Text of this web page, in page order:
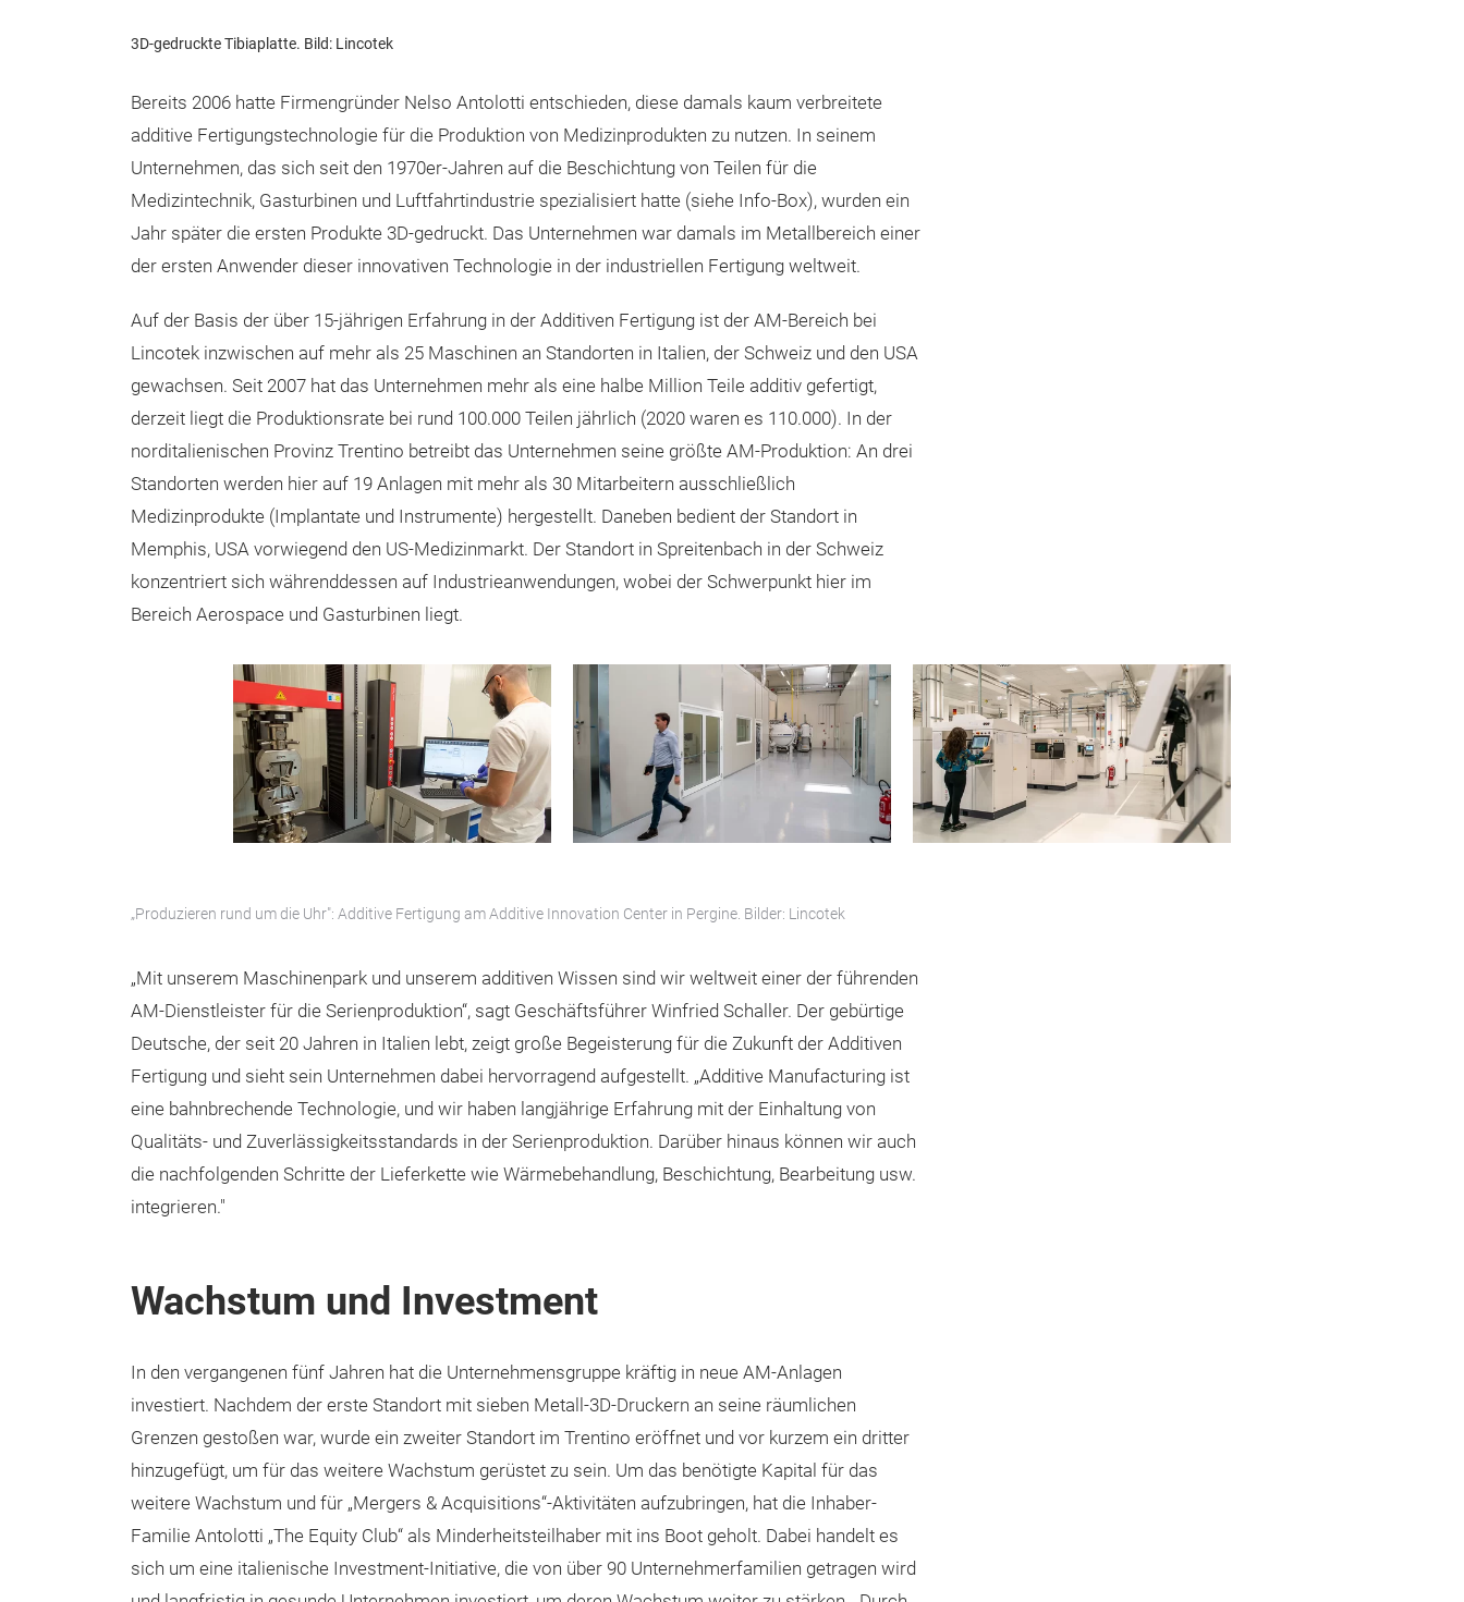
3D-gedruckte Tibiaplatte. Bild: Lincotek
Bereits 2006 hatte Firmengründer Nelso Antolotti entschieden, diese damals kaum verbreitete
additive Fertigungstechnologie für die Produktion von Medizinprodukten zu nutzen. In seinem
Unternehmen, das sich seit den 1970er-Jahren auf die Beschichtung von Teilen für die
Medizintechnik, Gasturbinen und Luftfahrtindustrie spezialisiert hatte (siehe Info-Box), wurden ein
Jahr später die ersten Produkte 3D-gedruckt. Das Unternehmen war damals im Metallbereich einer
der ersten Anwender dieser innovativen Technologie in der industriellen Fertigung weltweit.
Auf der Basis der über 15-jährigen Erfahrung in der Additiven Fertigung ist der AM-Bereich bei
Lincotek inzwischen auf mehr als 25 Maschinen an Standorten in Italien, der Schweiz und den USA
gewachsen. Seit 2007 hat das Unternehmen mehr als eine halbe Million Teile additiv gefertigt,
derzeit liegt die Produktionsrate bei rund 100.000 Teilen jährlich (2020 waren es 110.000). In der
norditalienischen Provinz Trentino betreibt das Unternehmen seine größte AM-Produktion: An drei
Standorten werden hier auf 19 Anlagen mit mehr als 30 Mitarbeitern ausschließlich
Medizinprodukte (Implantate und Instrumente) hergestellt. Daneben bedient der Standort in
Memphis, USA vorwiegend den US-Medizinmarkt. Der Standort in Spreitenbach in der Schweiz
konzentriert sich währenddessen auf Industrieanwendungen, wobei der Schwerpunkt hier im
Bereich Aerospace und Gasturbinen liegt.
„Produzieren rund um die Uhr": Additive Fertigung am Additive Innovation Center in Pergine. Bilder: Lincotek
„Mit unserem Maschinenpark und unserem additiven Wissen sind wir weltweit einer der führenden
AM-Dienstleister für die Serienproduktion“, sagt Geschäftsführer Winfried Schaller. Der gebürtige
Deutsche, der seit 20 Jahren in Italien lebt, zeigt große Begeisterung für die Zukunft der Additiven
Fertigung und sieht sein Unternehmen dabei hervorragend aufgestellt. „Additive Manufacturing ist
eine bahnbrechende Technologie, und wir haben langjährige Erfahrung mit der Einhaltung von
Qualitäts- und Zuverlässigkeitsstandards in der Serienproduktion. Darüber hinaus können wir auch
die nachfolgenden Schritte der Lieferkette wie Wärmebehandlung, Beschichtung, Bearbeitung usw.
integrieren."
Wachstum und Investment
In den vergangenen fünf Jahren hat die Unternehmensgruppe kräftig in neue AM-Anlagen
investiert. Nachdem der erste Standort mit sieben Metall-3D-Druckern an seine räumlichen
Grenzen gestoßen war, wurde ein zweiter Standort im Trentino eröffnet und vor kurzem ein dritter
hinzugefügt, um für das weitere Wachstum gerüstet zu sein. Um das benötigte Kapital für das
weitere Wachstum und für „Mergers & Acquisitions“-Aktivitäten aufzubringen, hat die Inhaber-
Familie Antolotti „The Equity Club“ als Minderheitsteilhaber mit ins Boot geholt. Dabei handelt es
sich um eine italienische Investment-Initiative, die von über 90 Unternehmerfamilien getragen wird